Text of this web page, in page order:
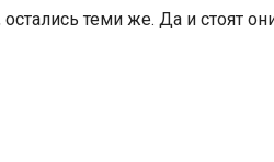
теми же. Да и стоят